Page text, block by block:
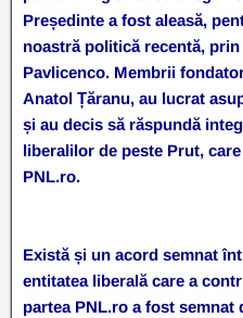
Președinte a fost aleasă,
noastră politică recentă,
Pavlicenco. Membrii
Anatol Țăranu, au lucrat
și au decis să răspundă
liberalilor de peste Prut,
PNL.ro.
Există și un acord semnat
entitatea liberală care a
partea PNL.ro a fost semnat